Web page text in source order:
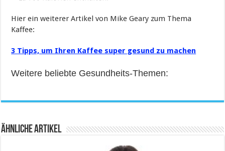
Hier ein weiterer Artikel von Mike Geary zum Thema
Kaffee:
3 Tipps, um Ihren Kaffee super gesund zu machen
Weitere beliebte Gesundheits-Themen:
Ähnliche Artikel